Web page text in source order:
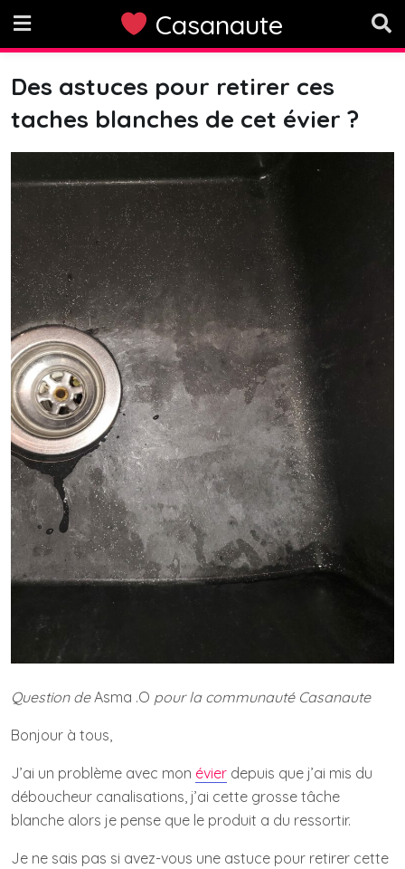
content
Casanaute
Des astuces pour retirer ces
taches blanches de cet évier ?
Question deAsma .O pour la communauté Casanaute
Bonjour à tous,
J’ai un problème avec mon évier depuis que j’ai mis du
déboucheur canalisations, j’ai cette grosse tâche
blanche alors je pense que le produit a du ressortir.
Je ne sais pas si avez-vous une astuce pour retirer cette